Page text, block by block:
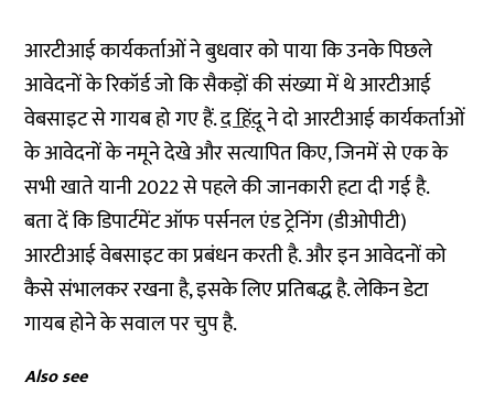
आरटीआई कार्यकर्ताओं ने बुधवार को पाया कि उनके पिछले
आवेदनों के रिकॉर्ड जो कि सैकड़ों की संख्या में थे आरटीआई
वेबसाइट से गायब हो गए हैं.द हिंदूने दो आरटीआई कार्यकर्ताओं
के आवेदनों के नमूने देखे और सत्यापित किए, जिनमें से एक के
सभी खाते यानी 2022 से पहले की जानकारी हटा दी गई है.
बता दें कि डिपार्टमेंट ऑफ पर्सनल एंड ट्रेनिंग (डीओपीटी)
आरटीआई वेबसाइट का प्रबंधन करती है. और इन आवेदनों को
कैसे संभालकर रखना है, इसके लिए प्रतिबद्ध है. लेकिन डेटा
गायब होने के सवाल पर चुप है.
Also see